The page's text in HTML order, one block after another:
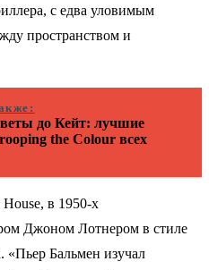
с едва уловимым
пространством и
до Кейт: лучшие
the Colour всех
в 1950-х
Джоном Лотнером в стиле
«Пьер Бальмен изучал